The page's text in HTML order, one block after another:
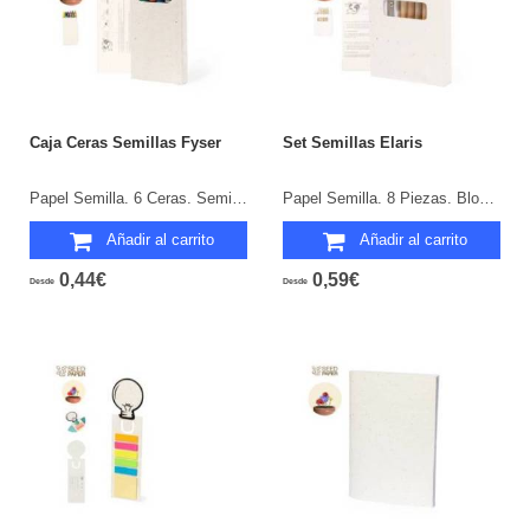
Caja Ceras Semillas Fyser
Añadir al carrito
Desde 0,44€
Set Semillas Elaris
Añadir al carrito
Desde 0,59€